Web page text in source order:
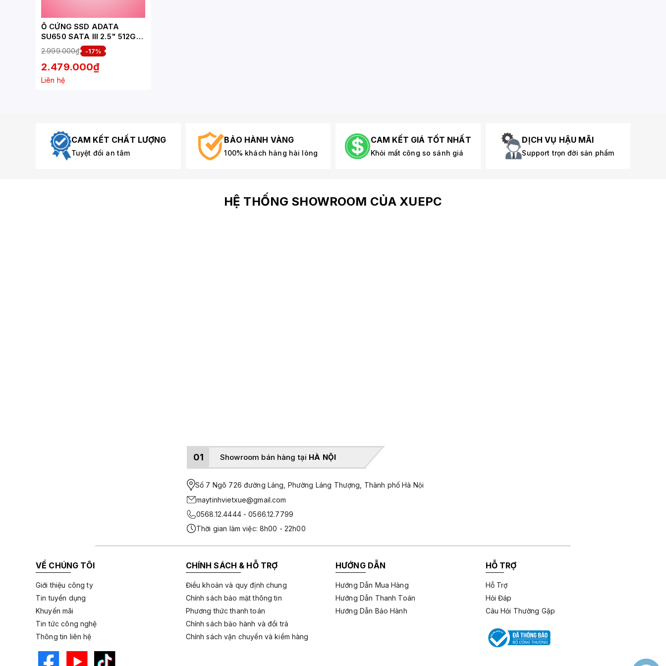
Ổ CỨNG SSD ADATA
SU650 SATA III 2.5" 512GB
( ASU650SS-512GT-R)
2.999.000₫ -17%
2.479.000₫
Liên hệ
CAM KẾT CHẤT LƯỢNG
Tuyệt đối an tâm
BẢO HÀNH VÀNG
100% khách hàng hài lòng
CAM KẾT GIÁ TỐT NHẤT
Khỏi mất công so sánh giá
DỊCH VỤ HẬU MÃI
Support trọn đời sản phẩm
HỆ THỐNG SHOWROOM CỦA XUEPC
01 Showroom bán hàng tại HÀ NỘI
Số 7 Ngõ 726 đường Láng, Phường Láng Thượng, Thành phố Hà Nội
maytinhvietxue@gmail.com
0568.12.4444 - 0566.12.7799
Thời gian làm việc: 8h00 - 22h00
VỀ CHÚNG TÔI
Giới thiệu công ty
Tin tuyển dụng
Khuyến mãi
Tin tức công nghệ
Thông tin liên hệ
CHÍNH SÁCH & HỖ TRỢ
Điều khoản và quy định chung
Chính sách bảo mật thông tin
Phương thức thanh toán
Chính sách bảo hành và đổi trả
Chính sách vận chuyển và kiểm hàng
HƯỚNG DẪN
Hướng Dẫn Mua Hàng
Hướng Dẫn Thanh Toán
Hướng Dẫn Bảo Hành
HỖ TRỢ
Hỗ Trợ
Hỏi Đáp
Câu Hỏi Thường Gặp